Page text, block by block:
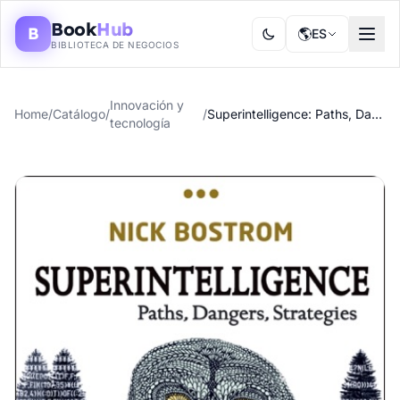
B BookHub
BIBLIOTECA DE NEGOCIOS
🌎ES
Home/Catálogo/
Innovación y
tecnología
/ Superintelligence: Paths, Dangers, Strategies